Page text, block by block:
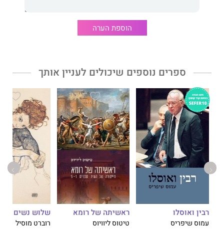
ספרה של מרתה רמון מיועד לכל מי שחושב שהוא בודד בהתמודדותו
עם בעיה שהנחית עליו הגורל; לאנשי המקצועות הטיפוליים
ולמטופליהם; ולכל מי ששוקל להרים את נס השינוי והשיפור החברתי.
הוספת הערה
ספרים נוספים שיכולים לעניין אותך
רבין ואוסלו
עמוס שיפריס
ראשיתה של רומא
טיטוס ליוויוס
שלוש נשים
רוברט מוסיל